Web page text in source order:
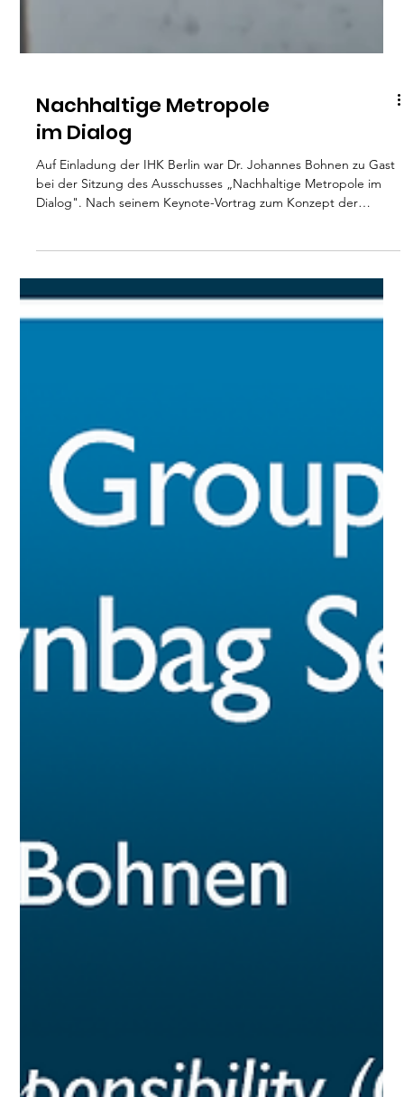
Nachhaltige Metropole
im Dialog
Dialog". Nach seinem Keynote-Vortrag zum Konzept der
Corporate Political Responsibility (CPR) folgte eine
Podiumsdiskussion mit Sophia Becker (Business Council for